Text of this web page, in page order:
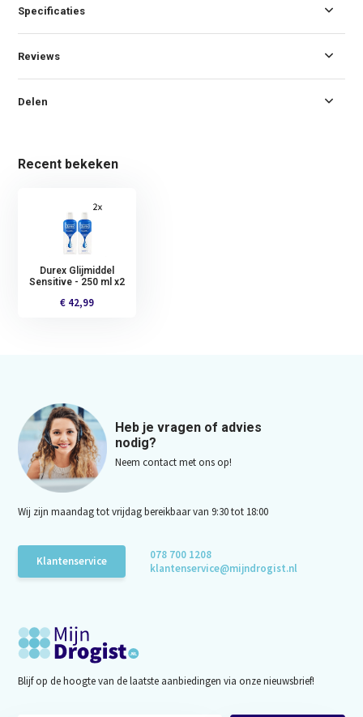
Specificaties
Reviews
Delen
Recent bekeken
Durex Glijmiddel
Sensitive - 250 ml x2
€ 42,99
Heb je vragen of advies
nodig?
Neem contact met ons op!
Wij zijn maandag tot vrijdag bereikbaar van 9:30 tot 18:00
Klantenservice
078 700 1208
klantenservice@mijndrogist.nl
Blijf op de hoogte van de laatste aanbiedingen via onze nieuwsbrief!